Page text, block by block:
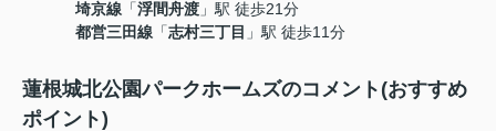
埼京線 「浮間舟渡 」駅 徒歩21分
都営三田線 「志村三丁目 」駅 徒歩11分
蓮根城北公園パークホームズのコメント(おすすめ
ポイント)